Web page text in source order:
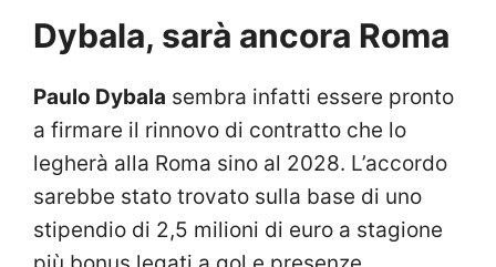
Dybala, sarà ancora Roma
Paulo Dybala sembra infatti essere pronto
a firmare il rinnovo di contratto che lo
legherà alla Roma sino al 2028. L’accordo
sarebbe stato trovato sulla base di uno
stipendio di 2,5 milioni di euro a stagione